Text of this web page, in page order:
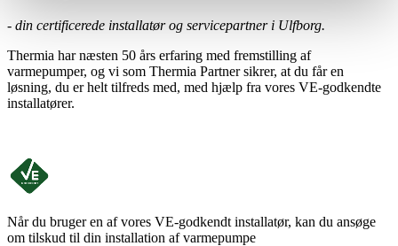
- din certificerede installatør og servicepartner i Ulfborg.
Thermia har næsten 50 års erfaring med fremstilling af
varmepumper, og vi som Thermia Partner sikrer, at du får en
løsning, du er helt tilfreds med, med hjælp fra vores VE-godkendte
installatører.
Når du bruger en af vores VE-godkendt installatør, kan du ansøge
om tilskud til din installation af varmepumpe